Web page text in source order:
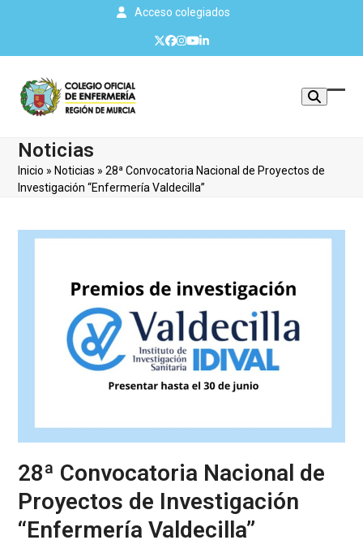
Acceso colegiados
Twitter
Facebook
Instagram
YouTube
LinkedIn
Noticias
Inicio » Noticias »28ª Convocatoria Nacional de Proyectos de
Investigación “Enfermería Valdecilla”
28ª Convocatoria Nacional de
Proyectos de Investigación
“Enfermería Valdecilla”